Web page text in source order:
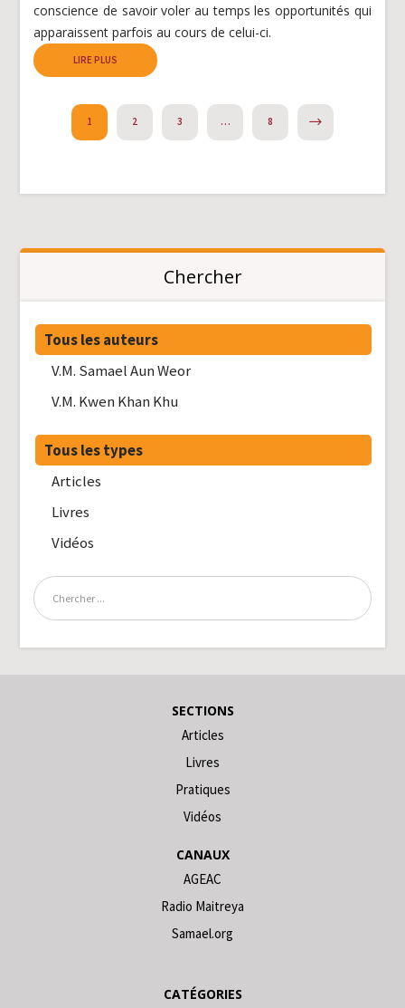
conscience de savoir voler au temps les opportunités qui
apparaissent parfois au cours de celui-ci.
LIRE PLUS
1 2 3 … 8
Chercher
Tous les auteurs
V.M. Samael Aun Weor
V.M. Kwen Khan Khu
Tous les types
Articles
Livres
Vidéos
SECTIONS
Articles
Livres
Pratiques
Vidéos
CANAUX
AGEAC
Radio Maitreya
Samael.org
CATÉGORIES